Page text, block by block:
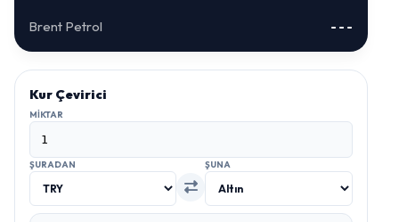
Brent Petrol ---
Kur Çevirici
MIKTAR
ŞURADAN ŞUNA